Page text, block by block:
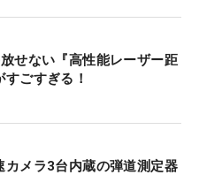
せない『高性能レーザー距
ごすぎる！
カメラ3台内蔵の弾道測定器